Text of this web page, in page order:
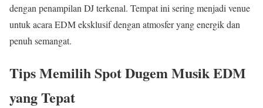
dengan penampilan DJ terkenal. Tempat ini sering menjadi venue
untuk acara EDM eksklusif dengan atmosfer yang energik dan
penuh semangat.
Tips Memilih Spot Dugem Musik EDM
yang Tepat